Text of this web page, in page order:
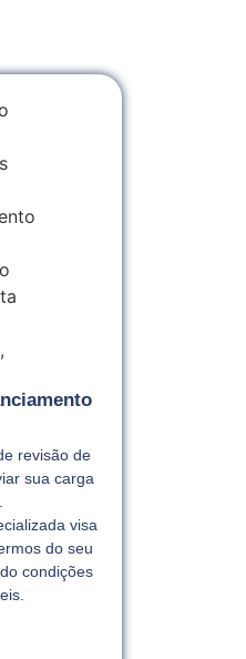
revisão de
sua carga
visa
do seu
condições